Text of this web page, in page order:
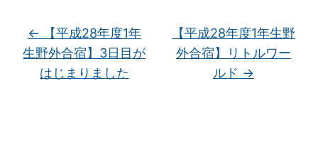
← 【平成28年度1年
生野外合宿】3日目が
はじまりました
【平成28年度1年生野
外合宿】リトルワー
ルド →